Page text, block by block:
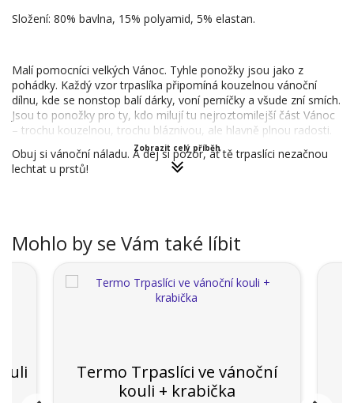
Složení: 80% bavlna, 15% polyamid, 5% elastan.
Malí pomocníci velkých Vánoc. Tyhle ponožky jsou jako z
pohádky. Každý vzor trpaslíka připomíná kouzelnou vánoční
dílnu, kde se nonstop balí dárky, voní perníčky a všude zní smích.
Jsou to ponožky pro ty, kdo milují tu nejroztomilejší část Vánoc
– trochu kouzelnou, trochu bláznivou, ale hlavně plnou radosti.
Obuj si vánoční náladu. A dej si pozor, ať tě trpaslíci nezačnou
lechtat u prstů!
Zobrazit celý příběh
Mohlo by se Vám také líbit
Termo Trpaslíci ve vánoční
kouli + krabička